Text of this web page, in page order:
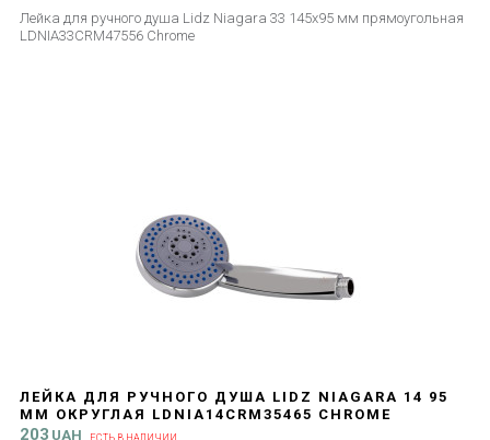
Лейка для ручного душа Lidz Niagara 33 145x95 мм прямоугольная
LDNIA33CRM47556 Chrome
ЛЕЙКА ДЛЯ РУЧНОГО ДУША LIDZ NIAGARA 14 95
ММ ОКРУГЛАЯ LDNIA14CRM35465 CHROME
203 UAH ЕСТЬ В НАЛИЧИИ